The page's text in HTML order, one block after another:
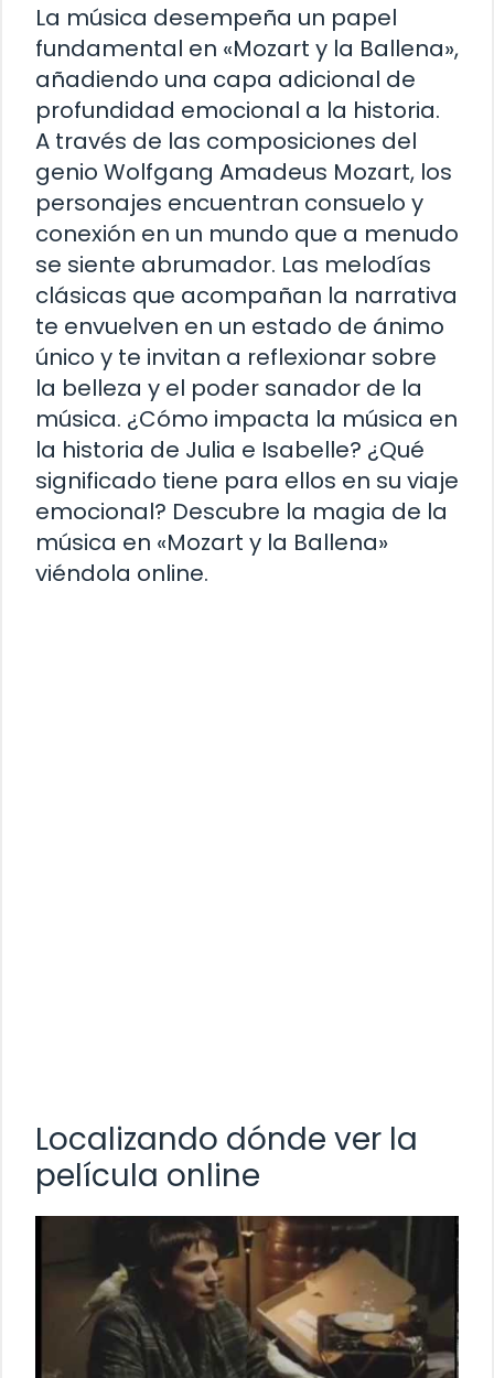
La música desempeña un papel
fundamental en «Mozart y la Ballena»,
añadiendo una capa adicional de
profundidad emocional a la historia.
A través de las composiciones del
genio Wolfgang Amadeus Mozart, los
personajes encuentran consuelo y
conexión en un mundo que a menudo
se siente abrumador. Las melodías
clásicas que acompañan la narrativa
te envuelven en un estado de ánimo
único y te invitan a reflexionar sobre
la belleza y el poder sanador de la
música. ¿Cómo impacta la música en
la historia de Julia e Isabelle? ¿Qué
significado tiene para ellos en su viaje
emocional? Descubre la magia de la
música en «Mozart y la Ballena»
viéndola online.
Localizando dónde ver la
película online